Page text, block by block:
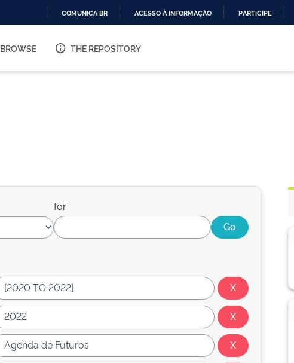
O
COMUNICA BR ACESSO À INFORMAÇÃO PARTICIPE
BROWSE THE REPOSITORY
for